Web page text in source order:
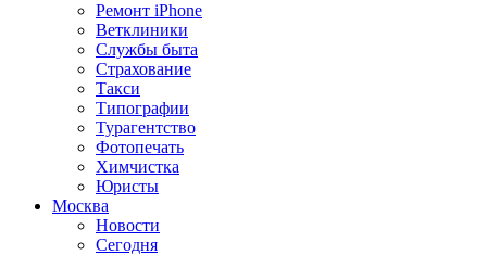
Ремонт iPhone
Ветклиники
Службы быта
Страхование
Такси
Типографии
Турагентство
Фотопечать
Химчистка
Юристы
Москва
Новости
Сегодня